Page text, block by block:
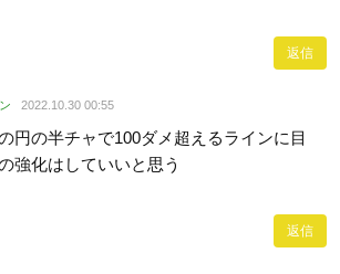
返信
2022.10.30 00:55
円の半チャで100ダメ超えるラインに目
強化はしていいと思う
返信